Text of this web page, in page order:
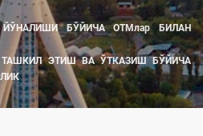
БЎЙИЧА ОТМлар БИЛАН
ТАШКИЛ ЭТИШ ВА ЎТКАЗИШ БЎЙИЧА